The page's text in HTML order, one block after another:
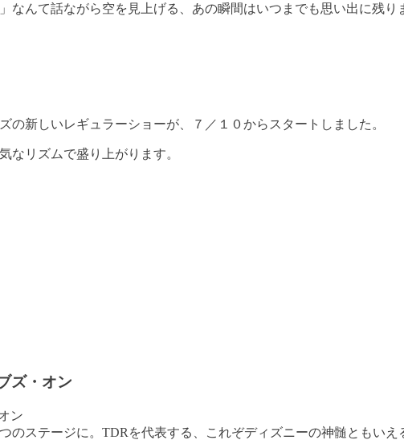
なんて話ながら空を見上げる、あの瞬間はいつまでも思い出に残り
の新しいレギュラーショーが、７／１０からスタートしました。
なリズムで盛り上がります。
ズ・オン
のステージに。TDRを代表する、これぞディズニーの神髄ともい